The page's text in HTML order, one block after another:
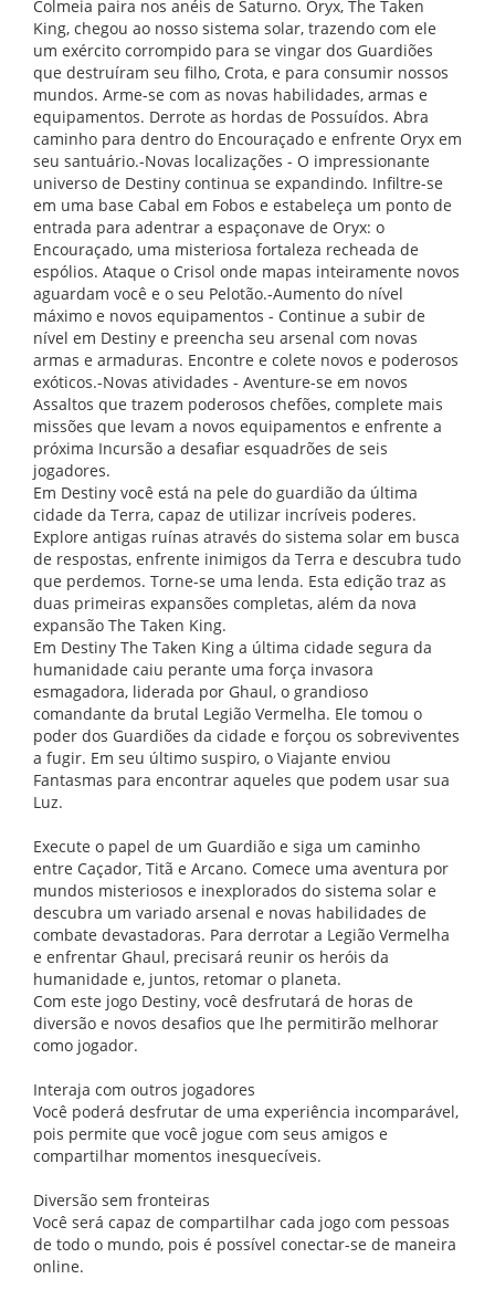
Colmeia paira nos anéis de Saturno. Oryx, The Taken
King, chegou ao nosso sistema solar, trazendo com ele
um exército corrompido para se vingar dos Guardiões
que destruíram seu filho, Crota, e para consumir nossos
mundos. Arme-se com as novas habilidades, armas e
equipamentos. Derrote as hordas de Possuídos. Abra
caminho para dentro do Encouraçado e enfrente Oryx em
seu santuário.-Novas localizações - O impressionante
universo de Destiny continua se expandindo. Infiltre-se
em uma base Cabal em Fobos e estabeleça um ponto de
entrada para adentrar a espaçonave de Oryx: o
Encouraçado, uma misteriosa fortaleza recheada de
espólios. Ataque o Crisol onde mapas inteiramente novos
aguardam você e o seu Pelotão.-Aumento do nível
máximo e novos equipamentos - Continue a subir de
nível em Destiny e preencha seu arsenal com novas
armas e armaduras. Encontre e colete novos e poderosos
exóticos.-Novas atividades - Aventure-se em novos
Assaltos que trazem poderosos chefões, complete mais
missões que levam a novos equipamentos e enfrente a
próxima Incursão a desafiar esquadrões de seis
jogadores.
Em Destiny você está na pele do guardião da última
cidade da Terra, capaz de utilizar incríveis poderes.
Explore antigas ruínas através do sistema solar em busca
de respostas, enfrente inimigos da Terra e descubra tudo
que perdemos. Torne-se uma lenda. Esta edição traz as
duas primeiras expansões completas, além da nova
expansão The Taken King.
Em Destiny The Taken King a última cidade segura da
humanidade caiu perante uma força invasora
esmagadora, liderada por Ghaul, o grandioso
comandante da brutal Legião Vermelha. Ele tomou o
poder dos Guardiões da cidade e forçou os sobreviventes
a fugir. Em seu último suspiro, o Viajante enviou
Fantasmas para encontrar aqueles que podem usar sua
Luz.
Execute o papel de um Guardião e siga um caminho
entre Caçador, Titã e Arcano. Comece uma aventura por
mundos misteriosos e inexplorados do sistema solar e
descubra um variado arsenal e novas habilidades de
combate devastadoras. Para derrotar a Legião Vermelha
e enfrentar Ghaul, precisará reunir os heróis da
humanidade e, juntos, retomar o planeta.
Com este jogo Destiny, você desfrutará de horas de
diversão e novos desafios que lhe permitirão melhorar
como jogador.
Interaja com outros jogadores
Você poderá desfrutar de uma experiência incomparável,
pois permite que você jogue com seus amigos e
compartilhar momentos inesquecíveis.
Diversão sem fronteiras
Você será capaz de compartilhar cada jogo com pessoas
de todo o mundo, pois é possível conectar-se de maneira
online.